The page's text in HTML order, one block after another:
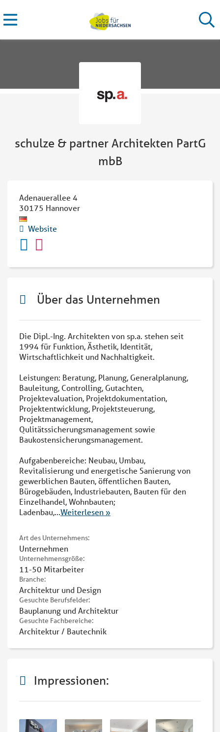
schulze & partner Architekten PartG
mbB
Adenauerallee 4
30175 Hannover
Website
Über das Unternehmen
Die Dipl.-Ing. Architekten von sp.a. stehen seit
1994 für Funktion, Ästhetik, Identität,
Wirtschaftlichkeit und Nachhaltigkeit.
Leistungen: Beratung, Planung, Generalplanung,
Bauleitung, Controlling, Gutachten,
Projektevaluation, Projektdokumentation,
Projektentwicklung, Projektsteuerung,
Projektmanagement,
Qulitätssicherungsmanagement sowie
Baukostensicherungsmanagement.
Aufgabenbereiche: Neubau, Umbau,
Revitalisierung und energetische Sanierung von
gewerblichen Bauten, öffentlichen Bauten,
Bürogebäuden, Industriebauten, Bauten für den
Einzelhandel, Wohnbauten;
Ladenbau,...Weiterlesen »
Art des Unternehmens:
Unternehmen
Unternehmensgröße:
11-50 Mitarbeiter
Branche:
Architektur und Design
Gesuchte Berufsfelder:
Bauplanung und Architektur
Gesuchte Fachbereiche:
Architektur / Bautechnik
Impressionen: